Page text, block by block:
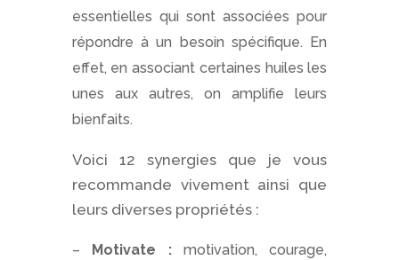
essentielles qui sont associées pour
répondre à un besoin spécifique. En
effet, en associant certaines huiles les
unes aux autres, on amplifie leurs
bienfaits.
Voici 12 synergies que je vous
recommande vivement ainsi que
leurs diverses propriétés :
– Motivate :motivation, courage,